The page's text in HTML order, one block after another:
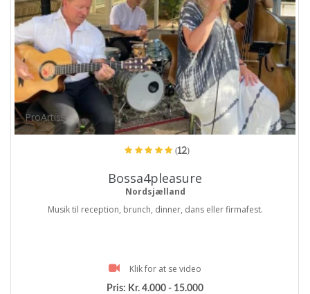
ProArtist
(12)
Bossa4pleasure
Nordsjælland
Musik til reception, brunch, dinner, dans eller firmafest.
Klik for at se video
Pris: Kr. 4.000 - 15.000